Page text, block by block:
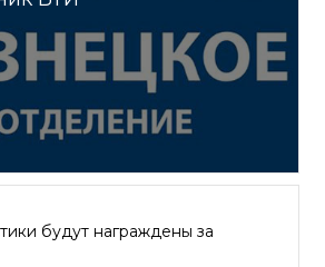
будут награждены за